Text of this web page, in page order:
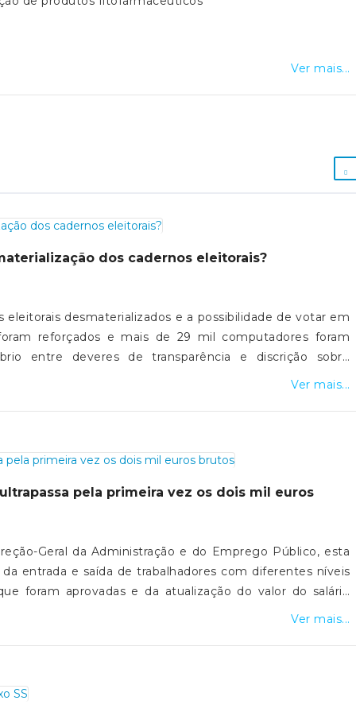
Ver mais...
dos cadernos eleitorais?
eleitorais desmaterializados e a possibilidade de votar em
reforçados e mais de 29 mil computadores foram
entre deveres de transparência e discrição sobre
Ver mais...
pela primeira vez os dois mil euros
Geral da Administração e do Emprego Público, esta
entrada e saída de trabalhadores com diferentes níveis
foram aprovadas e da atualização do valor do salário
economia/2024-05-16-video-salario-medio-na-
Ver mais...